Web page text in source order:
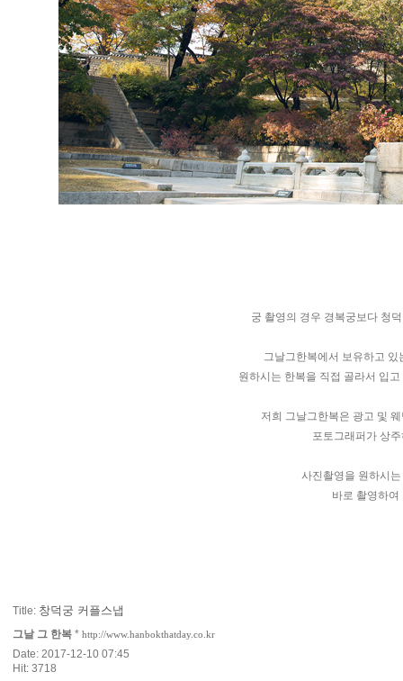
궁 촬영의 경우 경복궁보다 청
그날그한복에서 보유하고 있
원하시는 한복을 직접 골라서 입
저희 그날그한복은 광고 및
포토그래퍼가 상
사진촬영을 원하시
바로 촬영하
Title: 창덕궁 커플스냅
그날 그 한복 * http://www.hanbokthatday.co.kr
Date: 2017-12-10 07:45
Hit: 3718